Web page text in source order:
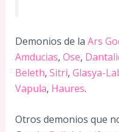
Demonios de la Ars
Amducias, Ose,
Beleth, Sitri, Glasya-
Vapula, Haures.
Otros demonios que